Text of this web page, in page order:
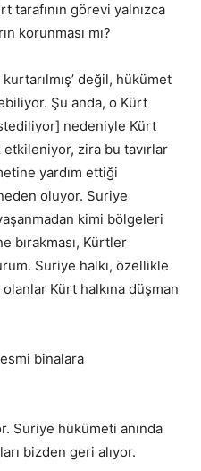
tarafının görevi yalnızca
korunması mı?
değil, hükümet
Şu anda, o Kürt
nedeniyle Kürt
etkileniyor, zira bu tavırlar
yardım ettiği
oluyor. Suriye
kimi bölgeleri
bırakması, Kürtler
Suriye halkı, özellikle
Kürt halkına düşman
binalara
Suriye hükümeti anında
bizden geri alıyor.